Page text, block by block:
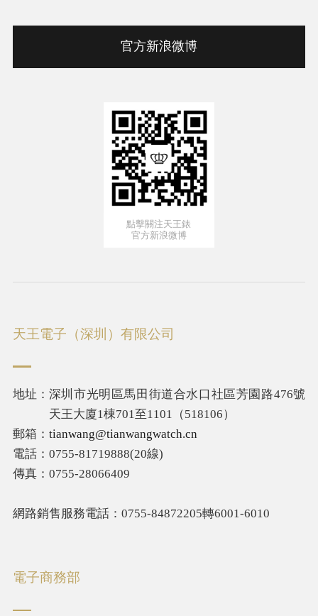
天王電子（深圳）有限公司
地址： 深圳市光明區馬田街道合水口社區芳園路476號
天王大廈1棟701至1101（518106）
郵箱： tianwang@tianwangwatch.cn
電話： 0755-81719888(20線)
傳真： 0755-28066409
網路銷售服務電話： 0755-84872205轉6001-6010
電子商務部
官方新浪微博
點擊關注天王錶
官方新浪微博